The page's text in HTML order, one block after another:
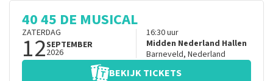
40 45 DE MUSICAL
ZATERDAG
12SEPTEMBER
2026
16:30uur
Midden Nederland Hallen
Barneveld, Nederland
BEKIJK TICKETS